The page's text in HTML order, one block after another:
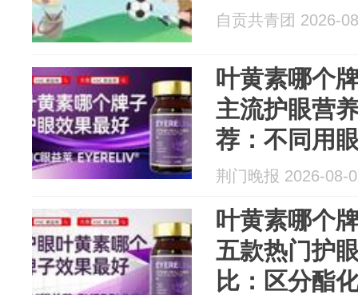
自贡共青团 2026-
叶黄素哪个
主流护眼营
荐：不同用
完整梳理
荆门晚报 2026-08-
叶黄素哪个
五款热门护
比：区分酯